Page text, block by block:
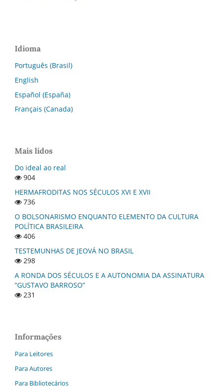
Idioma
Português (Brasil)
English
Español (España)
Français (Canada)
Mais lidos
Do ideal ao real
904
HERMAFRODITAS NOS SÉCULOS XVI E XVII
736
O BOLSONARISMO ENQUANTO ELEMENTO DA CULTURA
POLÍTICA BRASILEIRA
406
TESTEMUNHAS DE JEOVÁ NO BRASIL
298
A RONDA DOS SÉCULOS E A AUTONOMIA DA ASSINATURA
“GUSTAVO BARROSO”
231
Informações
Para Leitores
Para Autores
Para Bibliotecários